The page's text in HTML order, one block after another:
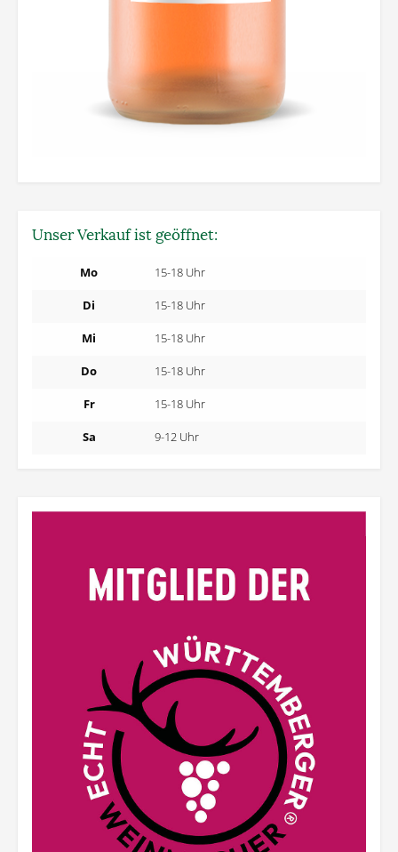
Unser Verkauf ist geöffnet:
Mo 15-18 Uhr
Di 15-18 Uhr
Mi 15-18 Uhr
Do 15-18 Uhr
Fr 15-18 Uhr
Sa 9-12 Uhr